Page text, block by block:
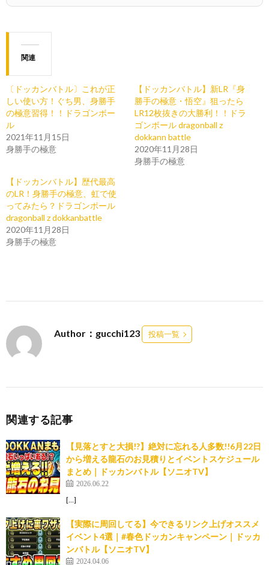
関連
〔ドッカンバトル〕これが正
しい使い方！ぐち男、身勝手
の極意習得！！ドラゴンボー
ル
2021年11月15日
身勝手の極意
【ドッカンバトル】新LR『身
勝手の極意・悟空』狙ったら
LR12枚抜きの大勝利！！ドラ
ゴンボール dragonball z
dokkann battle
2020年11月28日
身勝手の極意
【ドッカンバトル】歴代最高
のLR！身勝手の極意、虹で使
ってみたら？ドラゴンボール
dragonball z dokkanbattle
2020年11月28日
身勝手の極意
Author：gucchi123 投稿一覧
関連する記事
【見落とすと大損!?】絶対に忘れる人多数!!6月22日
から増える龍石のお見積りとイベントスケジュール
まとめ｜ドッカンバトル【ソニオTV】
2026.06.22
[…]
【実際に周回してる】今できるリンク上げオススメ
イベント4選｜#春色ドッカンキャンペーン｜ドッカ
ンバトル【ソニオTV】
2024.04.06